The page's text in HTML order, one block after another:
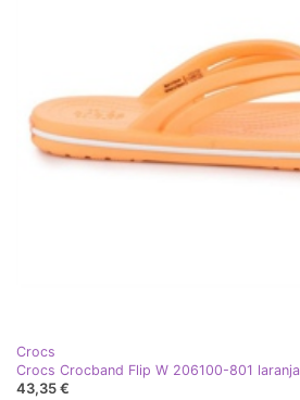
Crocs
Crocs Crocband Flip W 206100-801 laranja
43,35 €